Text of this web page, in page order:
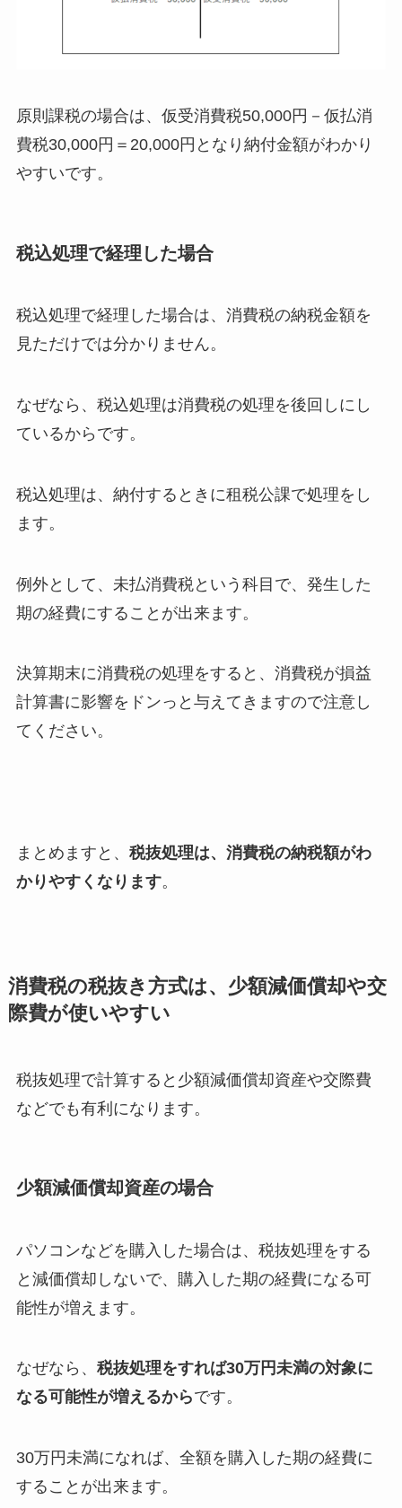
原則課税の場合は、仮受消費税50,000円－仮払消
費税30,000円＝20,000円となり納付金額がわかり
やすいです。
税込処理で経理した場合
税込処理で経理した場合は、消費税の納税金額を
見ただけでは分かりません。
なぜなら、税込処理は消費税の処理を後回しにし
ているからです。
税込処理は、納付するときに租税公課で処理をし
ます。
例外として、未払消費税という科目で、発生した
期の経費にすることが出来ます。
決算期末に消費税の処理をすると、消費税が損益
計算書に影響をドンっと与えてきますので注意し
てください。
まとめますと、 税抜処理は、消費税の納税額がわ
かりやすくなります。
消費税の税抜き方式は、少額減価償却や交
際費が使いやすい
税抜処理で計算すると少額減価償却資産や交際費
などでも有利になります。
少額減価償却資産の場合
パソコンなどを購入した場合は、税抜処理をする
と減価償却しないで、購入した期の経費になる可
能性が増えます。
なぜなら、 税抜処理をすれば30万円未満の対象に
なる可能性が増えるからです。
30万円未満になれば、全額を購入した期の経費に
することが出来ます。